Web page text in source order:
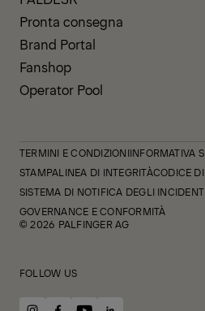
Pronta consegna
Brand Portal
Fanshop
Operator Pool
TERMINI E CONDIZIONIINFORMATIVA
STAMPALINEA DI INTEGRITÀCODICE
SISTEMA DI NOTIFICA DEGLI
GOVERNANCE E CONFORMITÀ
© 2026 PALFINGER AG
FOLLOW US